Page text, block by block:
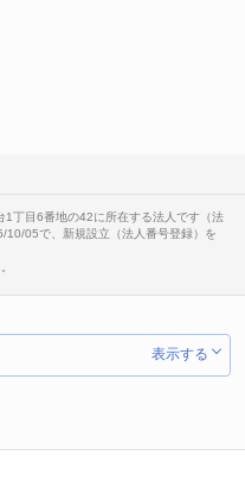
1丁目6番地の42に所在する法人です（法
05で、新規設立（法人番号登録）を
表示する